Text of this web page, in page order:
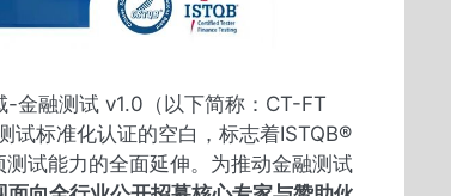
-金融测试 v1.0（以下简称：CT-FT
试标准化认证的空白，标志着ISTQB®
试能力的全面延伸。为推动金融测试